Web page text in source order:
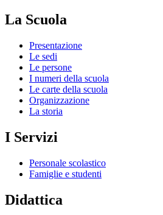
La Scuola
Presentazione
Le sedi
Le persone
I numeri della scuola
Le carte della scuola
Organizzazione
La storia
I Servizi
Personale scolastico
Famiglie e studenti
Didattica